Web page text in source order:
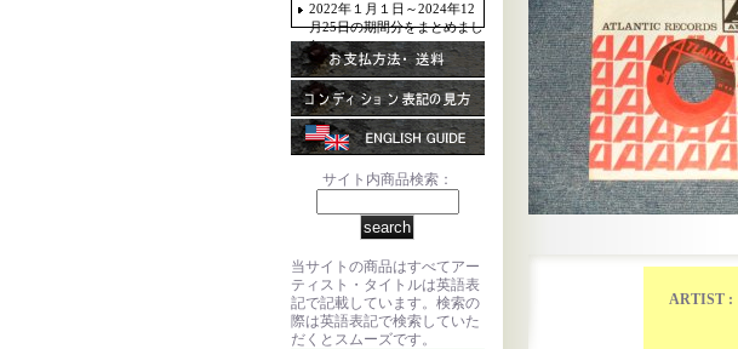
2022年１月１日～2024年12
月25日の期間分をまとめまし
た。
サイト内商品検索：
当サイトの商品はすべてアー
ティスト・タイトルは英語表
記で記載しています。検索の
際は英語表記で検索していた
だくとスムーズです。
ARTIST :